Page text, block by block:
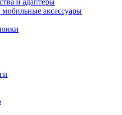
и адаптеры
аксессуары